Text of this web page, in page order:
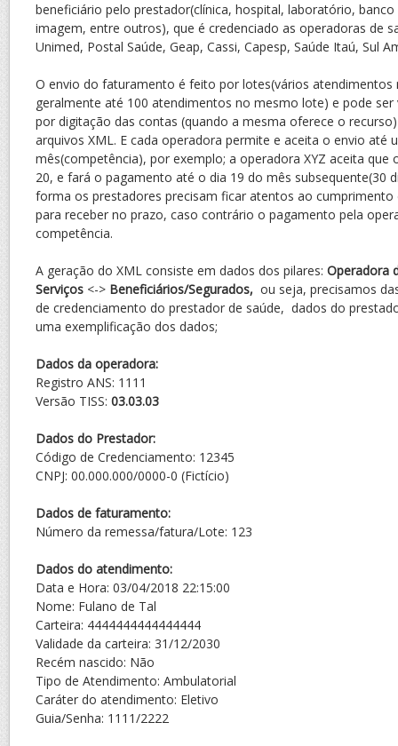
beneficiário pelo prestador(clínica, hospital, laboratório, banco
imagem, entre outros), que é credenciado as operadoras de
Unimed, Postal Saúde, Geap, Cassi, Capesp, Saúde Itaú, Sul
O envio do faturamento é feito por lotes(vários
geralmente até 100 atendimentos no mesmo lote) e pode
por digitação das contas (quando a mesma oferece o
arquivos XML. E cada operadora permite e aceita o envio até
mês(competência), por exemplo; a operadora XYZ aceita
20, e fará o pagamento até o dia 19 do mês subsequente(30
forma os prestadores precisam ficar atentos ao cumprimento
para receber no prazo, caso contrário o pagamento pela
competência.
A geração do XML consiste em dados dos pilares: Operadora
Serviços <-> Beneficiários/Segurados, ou seja, precisamos
de credenciamento do prestador de saúde, dados do
uma exemplificação dos dados;
Dados da operadora:
Registro ANS: 1111
Versão TISS: 03.03.03
Dados do Prestador:
Código de Credenciamento: 12345
CNPJ: 00.000.000/0000-0 (Fictício)
Dados de faturamento:
Número da remessa/fatura/Lote: 123
Dados do atendimento:
Data e Hora: 03/04/2018 22:15:00
Nome: Fulano de Tal
Carteira: 4444444444444444
Validade da carteira: 31/12/2030
Recém nascido: Não
Tipo de Atendimento: Ambulatorial
Caráter do atendimento: Eletivo
Guia/Senha: 1111/2222